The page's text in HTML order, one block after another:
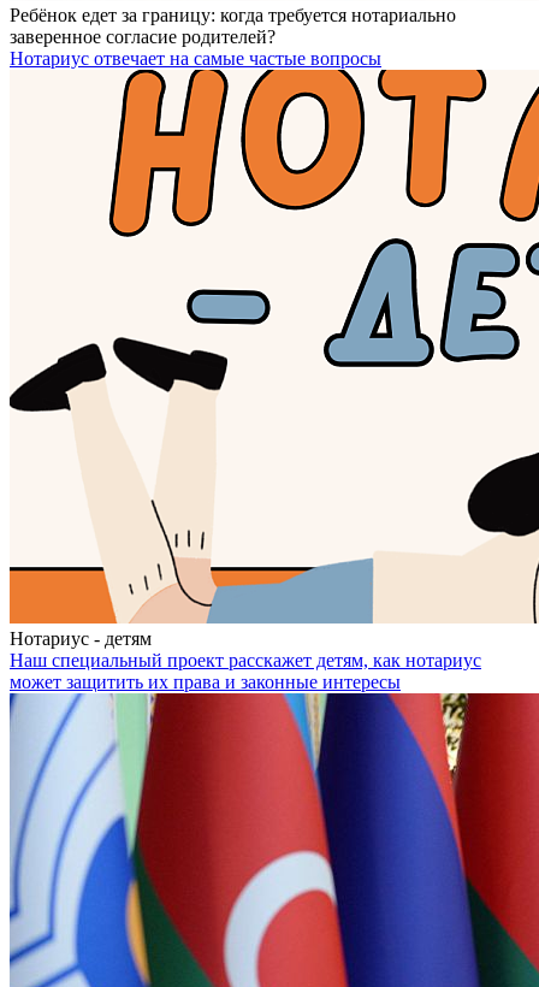
Ребёнок едет за границу: когда требуется нотариально
заверенное согласие родителей?
Нотариус отвечает на самые частые вопросы
Нотариус - детям
Наш специальный проект расскажет детям, как нотариус
может защитить их права и законные интересы